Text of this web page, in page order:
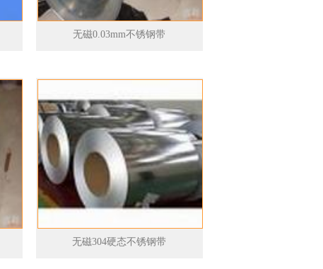
无磁0.03mm不锈钢带
无磁304硬态不锈钢带